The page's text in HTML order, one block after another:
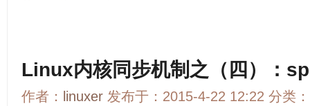
Linux内核同步机制之（四）：
作者： linuxer 发布于：2015-4-22 12:22 分类：